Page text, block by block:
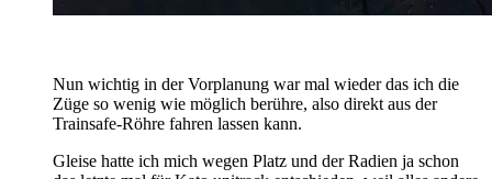
Nun wichtig in der Vorplanung war mal wieder das ich die
Züge so wenig wie möglich berühre, also direkt aus der
Trainsafe-Röhre fahren lassen kann.
Gleise hatte ich mich wegen Platz und der Radien ja schon